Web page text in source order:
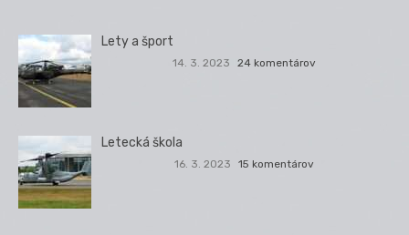
Lety a šport
14. 3. 2023 24 komentárov
Letecká škola
16. 3. 2023 15 komentárov